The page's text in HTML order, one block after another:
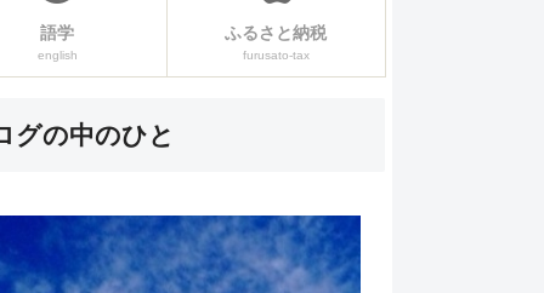
語学
english
ふるさと納税
furusato-tax
グの中のひと